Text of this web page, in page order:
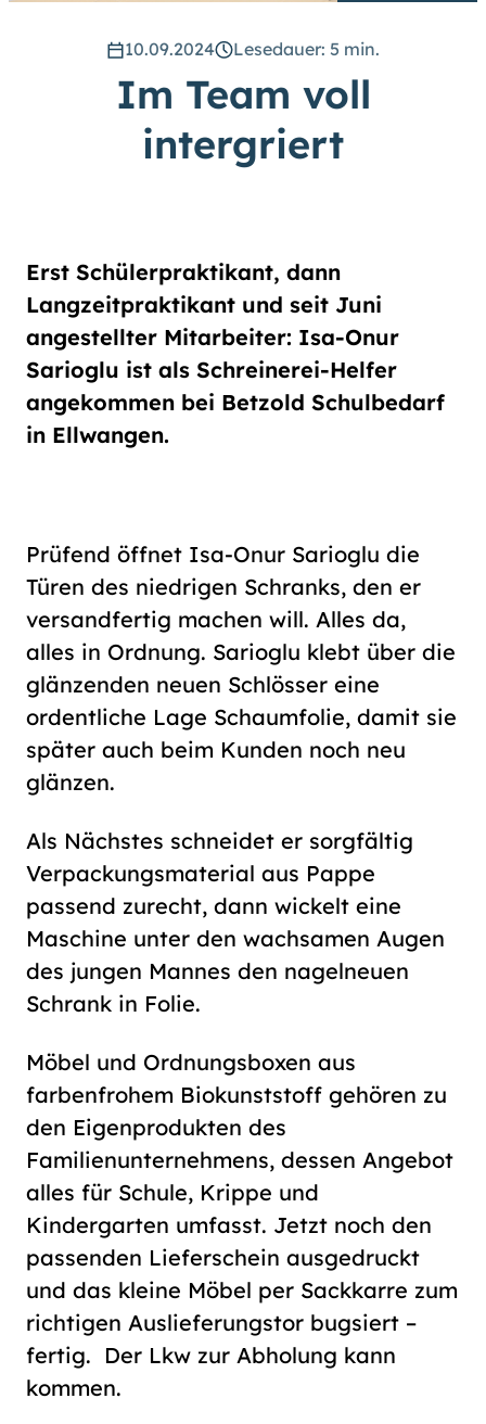
vergrößern. (Einfach bei
Schriftgrößedas Feld groß
anwählen.)
Übrigens: Unsere Videos sind mit
Untertiteln versehen.
Gebärdensprache (DGS)
Animationen
an
aus
Kontrast
normal
hoch
10.09.2024 Lesedauer: 5 min.
Im Team voll
intergriert
Erst Schülerpraktikant, dann
Langzeitpraktikant und seit Juni
angestellter Mitarbeiter: Isa-Onur
Sarioglu ist als Schreinerei-Helfer
angekommen bei Betzold Schulbedarf
in Ellwangen.
Prüfend öffnet Isa-Onur Sarioglu die
Türen des niedrigen Schranks, den er
versandfertig machen will. Alles da,
alles in Ordnung. Sarioglu klebt über die
glänzenden neuen Schlösser eine
ordentliche Lage Schaumfolie, damit sie
später auch beim Kunden noch neu
glänzen.
Als Nächstes schneidet er sorgfältig
Verpackungsmaterial aus Pappe
passend zurecht, dann wickelt eine
Maschine unter den wachsamen Augen
des jungen Mannes den nagelneuen
Schrank in Folie.
Möbel und Ordnungsboxen aus
farbenfrohem Biokunststoff gehören zu
den Eigenprodukten des
Familienunternehmens, dessen Angebot
alles für Schule, Krippe und
Kindergarten umfasst. Jetzt noch den
passenden Lieferschein ausgedruckt
und das kleine Möbel per Sackkarre zum
richtigen Auslieferungstor bugsiert –
fertig. Der Lkw zur Abholung kann
kommen.